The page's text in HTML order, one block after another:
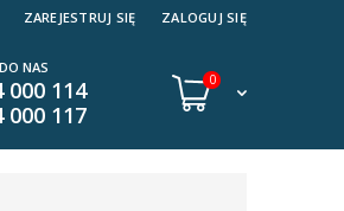
ZAREJESTRUJ SIĘ ZALOGUJ SIĘ
NAS
000 114
000 117
0